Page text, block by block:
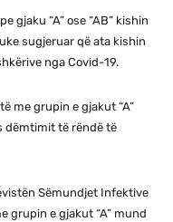
gjaku “A” ose “AB” kishin
sugjeruar që ata kishin
nga Covid-19.
me grupin e gjakut “A”
dëmtimit të rëndë të
Sëmundjet Infektive
grupin e gjakut “A” mund